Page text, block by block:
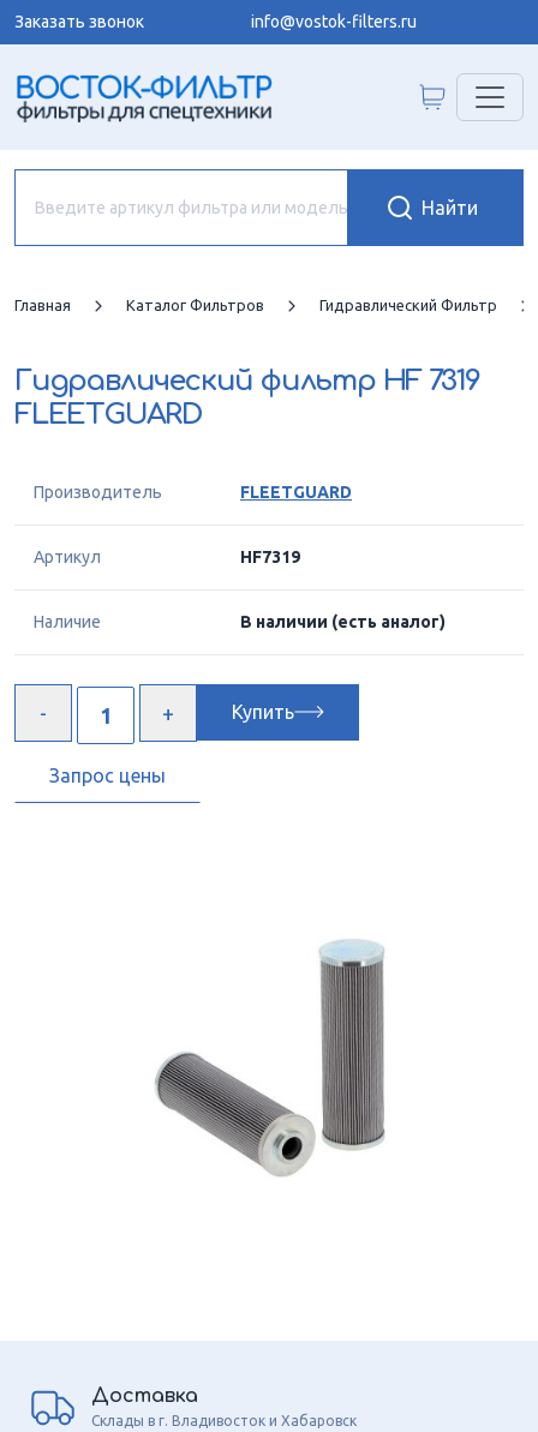
Заказать звонок info@vostok-filters.ru
Главная Каталог Фильтров Гидравлический Фильтр
Гидравлический фильтр HF 7319
FLEETGUARD
Производитель FLEETGUARD
Артикул HF7319
Наличие В наличии (есть аналог)
Купить
Запрос цены
Доставка
Склады в г. Владивосток и Хабаровск